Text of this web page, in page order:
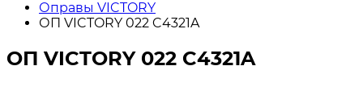
Оправы VICTORY
ОП VICTORY 022 C4321A
ОП VICTORY 022 C4321A